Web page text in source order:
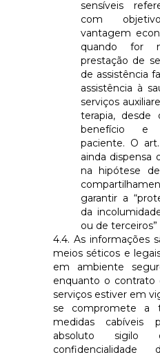
sensíveis
com
vantagem
quando for
prestação de
de assistência
assistência à
serviços
terapia,
benefício e
paciente. O
ainda dispensa
na hipótese
garantir a
da
ou de terceiros”
4.4. As informações
meios séticos e
em ambiente
enquanto o contrato
serviços estiver em
se compromete a
medidas cabíveis
absoluto